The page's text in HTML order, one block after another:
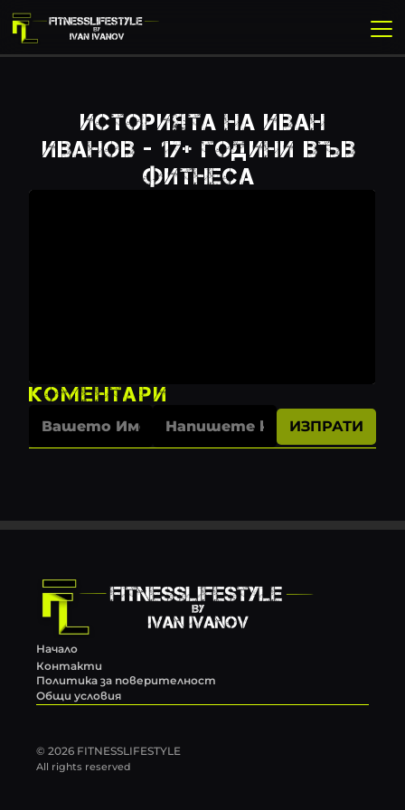
Иванов - 17+ Години във
Фитнеса
Коментари
ИЗПРАТИ
Начало
Контакти
Политика за поверителност
Общи условия
© 2026 FITNESSLIFESTYLE
All rights reserved